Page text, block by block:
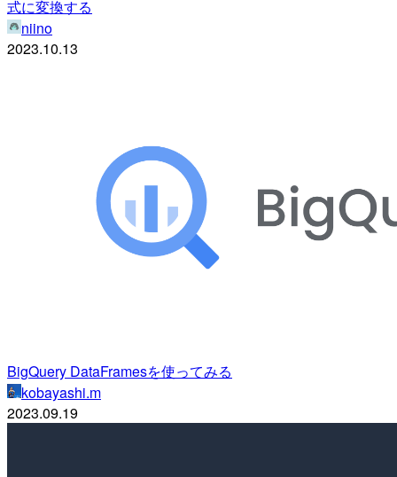
式に変換する
niino
2023.10.13
BigQuery DataFramesを使ってみる
kobayashi.m
2023.09.19